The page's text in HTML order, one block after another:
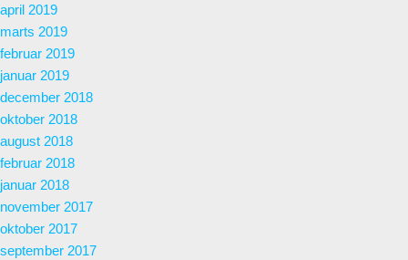
april 2019
marts 2019
februar 2019
januar 2019
december 2018
oktober 2018
august 2018
februar 2018
januar 2018
november 2017
oktober 2017
september 2017